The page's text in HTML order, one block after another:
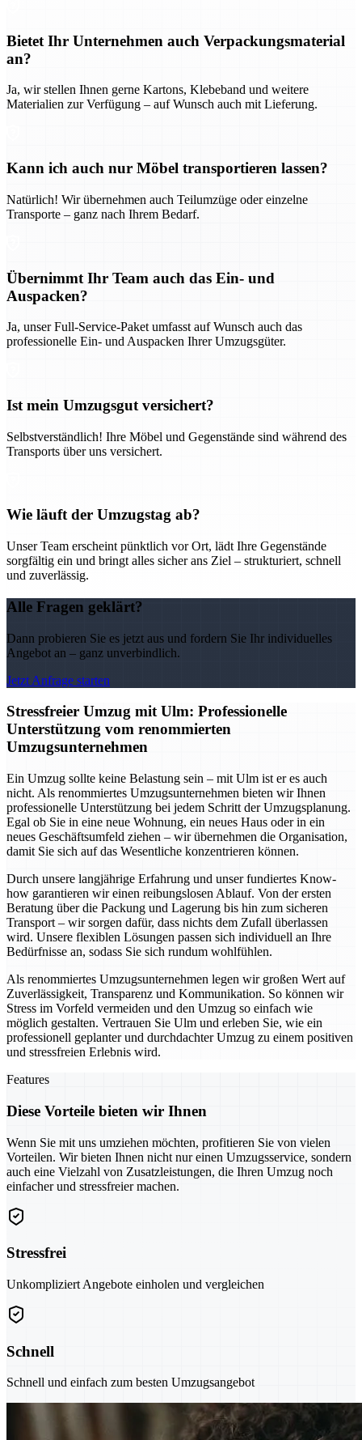
Bietet Ihr Unternehmen auch Verpackungsmaterial
an?
Ja, wir stellen Ihnen gerne Kartons, Klebeband und weitere
Materialien zur Verfügung – auf Wunsch auch mit Lieferung.
Kann ich auch nur Möbel transportieren lassen?
Natürlich! Wir übernehmen auch Teilumzüge oder einzelne
Transporte – ganz nach Ihrem Bedarf.
Übernimmt Ihr Team auch das Ein- und
Auspacken?
Ja, unser Full-Service-Paket umfasst auf Wunsch auch das
professionelle Ein- und Auspacken Ihrer Umzugsgüter.
Ist mein Umzugsgut versichert?
Selbstverständlich! Ihre Möbel und Gegenstände sind während des
Transports über uns versichert.
Wie läuft der Umzugstag ab?
Unser Team erscheint pünktlich vor Ort, lädt Ihre Gegenstände
sorgfältig ein und bringt alles sicher ans Ziel – strukturiert, schnell
und zuverlässig.
Alle Fragen geklärt?
Dann probieren Sie es jetzt aus und fordern Sie Ihr individuelles
Angebot an – ganz unverbindlich.
Jetzt Anfrage starten
Stressfreier Umzug mit Ulm: Professionelle
Unterstützung vom renommierten
Umzugsunternehmen
Ein Umzug sollte keine Belastung sein – mit Ulm ist er es auch
nicht. Als renommiertes Umzugsunternehmen bieten wir Ihnen
professionelle Unterstützung bei jedem Schritt der Umzugsplanung.
Egal ob Sie in eine neue Wohnung, ein neues Haus oder in ein
neues Geschäftsumfeld ziehen – wir übernehmen die Organisation,
damit Sie sich auf das Wesentliche konzentrieren können.
Durch unsere langjährige Erfahrung und unser fundiertes Know-
how garantieren wir einen reibungslosen Ablauf. Von der ersten
Beratung über die Packung und Lagerung bis hin zum sicheren
Transport – wir sorgen dafür, dass nichts dem Zufall überlassen
wird. Unsere flexiblen Lösungen passen sich individuell an Ihre
Bedürfnisse an, sodass Sie sich rundum wohlfühlen.
Als renommiertes Umzugsunternehmen legen wir großen Wert auf
Zuverlässigkeit, Transparenz und Kommunikation. So können wir
Stress im Vorfeld vermeiden und den Umzug so einfach wie
möglich gestalten. Vertrauen Sie Ulm und erleben Sie, wie ein
professionell geplanter und durchdachter Umzug zu einem positiven
und stressfreien Erlebnis wird.
Features
Diese Vorteile bieten wir Ihnen
Wenn Sie mit uns umziehen möchten, profitieren Sie von vielen
Vorteilen. Wir bieten Ihnen nicht nur einen Umzugsservice, sondern
auch eine Vielzahl von Zusatzleistungen, die Ihren Umzug noch
einfacher und stressfreier machen.
Stressfrei
Unkompliziert Angebote einholen und vergleichen
Schnell
Schnell und einfach zum besten Umzugsangebot